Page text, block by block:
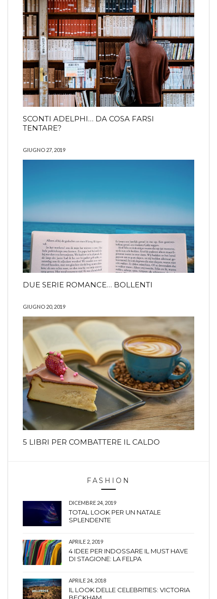
SCONTI ADELPHI… DA COSA FARSI
TENTARE?
GIUGNO 27, 2019
DUE SERIE ROMANCE… BOLLENTI
GIUGNO 20, 2019
5 LIBRI PER COMBATTERE IL CALDO
FASHION
DICEMBRE 24, 2019
TOTAL LOOK PER UN NATALE
SPLENDENTE
APRILE 2, 2019
4 IDEE PER INDOSSARE IL MUST HAVE
DI STAGIONE: LA FELPA
APRILE 24, 2018
IL LOOK DELLE CELEBRITIES: VICTORIA
BECKHAM